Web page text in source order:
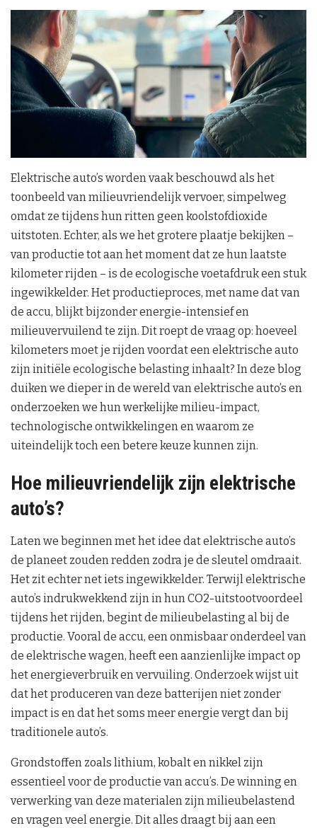
Elektrische auto’s worden vaak beschouwd als het
toonbeeld van milieuvriendelijk vervoer, simpelweg
omdat ze tijdens hun ritten geen koolstofdioxide
uitstoten. Echter, als we het grotere plaatje bekijken –
van productie tot aan het moment dat ze hun laatste
kilometer rijden – is de ecologische voetafdruk een stuk
ingewikkelder. Het productieproces, met name dat van
de accu, blijkt bijzonder energie-intensief en
milieuvervuilend te zijn. Dit roept de vraag op: hoeveel
kilometers moet je rijden voordat een elektrische auto
zijn initiële ecologische belasting inhaalt? In deze blog
duiken we dieper in de wereld van elektrische auto’s en
onderzoeken we hun werkelijke milieu-impact,
technologische ontwikkelingen en waarom ze
uiteindelijk toch een betere keuze kunnen zijn.
Hoe milieuvriendelijk zijn elektrische
auto’s?
Laten we beginnen met het idee dat elektrische auto’s
de planeet zouden redden zodra je de sleutel omdraait.
Het zit echter net iets ingewikkelder. Terwijl elektrische
auto’s indrukwekkend zijn in hun CO2-uitstootvoordeel
tijdens het rijden, begint de milieubelasting al bij de
productie. Vooral de accu, een onmisbaar onderdeel van
de elektrische wagen, heeft een aanzienlijke impact op
het energieverbruik en vervuiling. Onderzoek wijst uit
dat het produceren van deze batterijen niet zonder
impact is en dat het soms meer energie vergt dan bij
traditionele auto’s.
Grondstoffen zoals lithium, kobalt en nikkel zijn
essentieel voor de productie van accu’s. De winning en
verwerking van deze materialen zijn milieubelastend
en vragen veel energie. Dit alles draagt bij aan een